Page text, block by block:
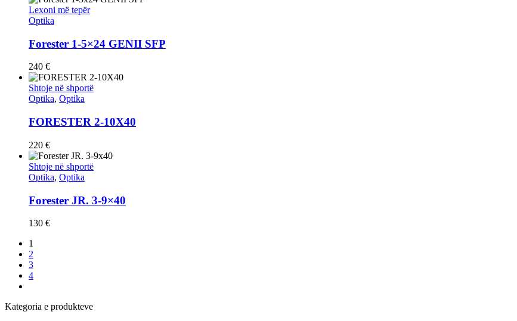
Lexoni më tepër
Optika
Forester 1-5×24 GENII SFP
240 €
Shtoje në shportë
Optika, Optika
FORESTER 2-10X40
220 €
Shtoje në shportë
Optika, Optika
Forester JR. 3-9×40
130 €
1
2
3
4
Kategoria e produkteve